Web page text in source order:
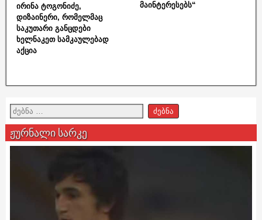
ირინა ტოგონიძე,
დიზაინერი, რომელმაც
საკუთარი განცდები
ხელნაკეთ სამკაულებად
აქცია
მაინტერესებს“
ჟურნალი სარკე